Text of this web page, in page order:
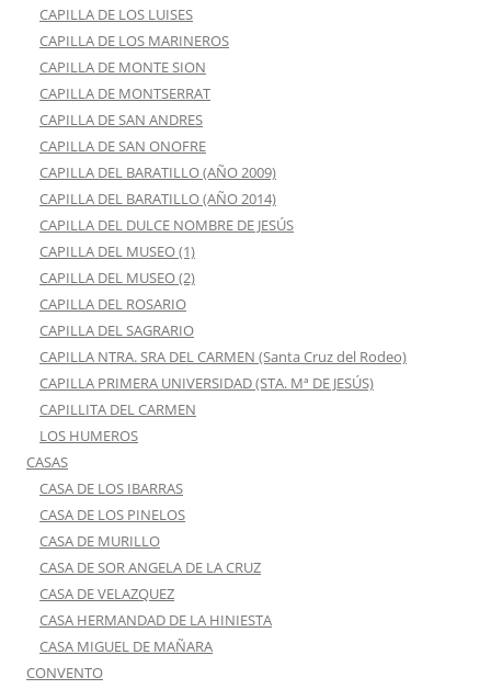
CAPILLA DE LOS LUISES
CAPILLA DE LOS MARINEROS
CAPILLA DE MONTE SION
CAPILLA DE MONTSERRAT
CAPILLA DE SAN ANDRES
CAPILLA DE SAN ONOFRE
CAPILLA DEL BARATILLO (AÑO 2009)
CAPILLA DEL BARATILLO (AÑO 2014)
CAPILLA DEL DULCE NOMBRE DE JESÚS
CAPILLA DEL MUSEO (1)
CAPILLA DEL MUSEO (2)
CAPILLA DEL ROSARIO
CAPILLA DEL SAGRARIO
CAPILLA NTRA. SRA DEL CARMEN (Santa Cruz del Rodeo)
CAPILLA PRIMERA UNIVERSIDAD (STA. Mª DE JESÚS)
CAPILLITA DEL CARMEN
LOS HUMEROS
CASAS
CASA DE LOS IBARRAS
CASA DE LOS PINELOS
CASA DE MURILLO
CASA DE SOR ANGELA DE LA CRUZ
CASA DE VELAZQUEZ
CASA HERMANDAD DE LA HINIESTA
CASA MIGUEL DE MAÑARA
CONVENTO